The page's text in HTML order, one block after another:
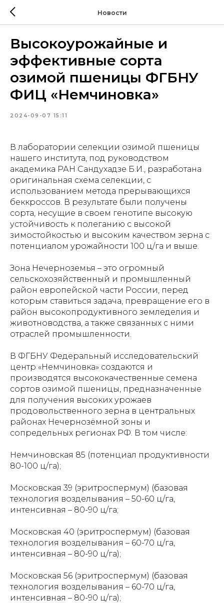
Новости
Высокоурожайные и
эффективные сорта
озимой пшеницы ФГБНУ
ФИЦ «Немчиновка»
2024-09-07 15:11
В лаборатории селекции озимой пшеницы
нашего института, под руководством
академика РАН Сандухадзе Б.И., разработана
оригинальная схема селекции, с
использованием метода прерывающихся
беккроссов. В результате были получены
сорта, несущие в своем генотипе высокую
устойчивость к полеганию с высокой
зимостойкостью и высоким качеством зерна с
потенциалом урожайности 100 ц/га и выше.
Зона Нечерноземья – это огромный
сельскохозяйственный и промышленный
район европейской части России, перед
которым ставиться задача, превращение его в
район высокопродуктивного земледелия и
животноводства, а также связанных с ними
отраслей промышленности.
В ФГБНУ Федеральный исследовательский
центр «Немчиновка» создаются и
производятся высококачественные семена
сортов озимой пшеницы, предназначенные
для получения высоких урожаев
продовольственного зерна в центральных
районах Нечернозёмной зоны и
сопредельных регионах РФ. В том числе:
Немчиновская 85 (потенциал продуктивности
80-100 ц/га);
Московская 39 (эритроспермум) (базовая
технология возделывания – 50-60 ц/га,
интенсивная – 80-90 ц/га;
Московская 40 (эритроспермум) (базовая
технология возделывания – 60-70 ц/га,
интенсивная – 80-90 ц/га);
Московская 56 (эритроспермум) (базовая
технология возделывания – 60-70 ц/га,
интенсивная – 80-90 ц/га);